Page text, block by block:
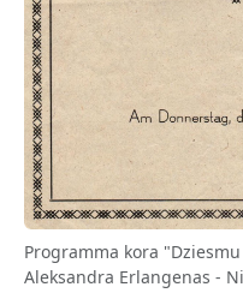
Programma kora
Aleksandra Erlangenas -